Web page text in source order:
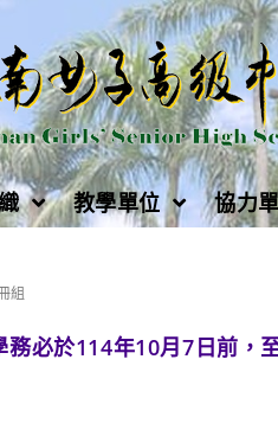
教學單位 協力
組
務必於114年10月7日前